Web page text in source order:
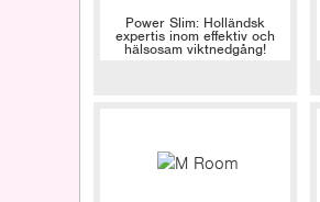
Power Slim: Holländsk
expertis inom effektiv och
hälsosam viktnedgång!